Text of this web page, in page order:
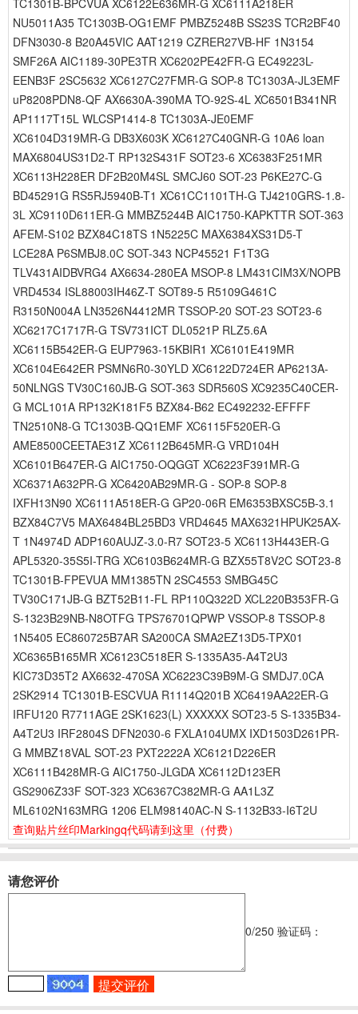
TC1301B-BPCVUA XC6122E636MR-G XC6111A218ER
NU5011A35 TC1303B-OG1EMF PMBZ5248B SS23S TCR2BF40
DFN3030-8 B20A45VIC AAT1219 CZRER27VB-HF 1N3154
SMF26A AIC1189-30PE3TR XC6202PE42FR-G EC49223L-
EENB3F 2SC5632 XC6127C27FMR-G SOP-8 TC1303A-JL3EMF
uP8208PDN8-QF AX6630A-390MA TO-92S-4L XC6501B341NR
AP1117T15L WLCSP1414-8 TC1303A-JE0EMF
XC6104D319MR-G DB3X603K XC6127C40GNR-G 10A6 loan
MAX6804US31D2-T RP132S431F SOT23-6 XC6383F251MR
XC6113H228ER DF2B20M4SL SMCJ60 SOT-23 P6KE27C-G
BD45291G RS5RJ5940B-T1 XC61CC1101TH-G TJ4210GRS-1.8-
3L XC9110D611ER-G MMBZ5244B AIC1750-KAPKTTR SOT-363
AFEM-S102 BZX84C18TS 1N5225C MAX6384XS31D5-T
LCE28A P6SMBJ8.0C SOT-343 NCP45521 F1T3G
TLV431AIDBVRG4 AX6634-280EA MSOP-8 LM431CIM3X/NOPB
VRD4534 ISL88003IH46Z-T SOT89-5 R5109G461C
R3150N004A LN3526N4412MR TSSOP-20 SOT-23 SOT23-6
XC6217C1717R-G TSV731ICT DL0521P RLZ5.6A
XC6115B542ER-G EUP7963-15KBIR1 XC6101E419MR
XC6104E642ER PSMN6R0-30YLD XC6122D724ER AP6213A-
50NLNGS TV30C160JB-G SOT-363 SDR560S XC9235C40CER-
G MCL101A RP132K181F5 BZX84-B62 EC492232-EFFFF
TN2510N8-G TC1303B-QQ1EMF XC6115F520ER-G
AME8500CEETAE31Z XC6112B645MR-G VRD104H
XC6101B647ER-G AIC1750-OQGGT XC6223F391MR-G
XC6371A632PR-G XC6420AB29MR-G - SOP-8 SOP-8
IXFH13N90 XC6111A518ER-G GP20-06R EM6353BXSC5B-3.1
BZX84C7V5 MAX6484BL25BD3 VRD4645 MAX6321HPUK25AX-
T 1N4974D ADP160AUJZ-3.0-R7 SOT23-5 XC6113H443ER-G
APL5320-35S5I-TRG XC6103B624MR-G BZX55T8V2C SOT23-8
TC1301B-FPEVUA MM1385TN 2SC4553 SMBG45C
TV30C171JB-G BZT52B11-FL RP110Q322D XCL220B353FR-G
S-1323B29NB-N8OTFG TPS76701QPWP VSSOP-8 TSSOP-8
1N5405 EC860725B7AR SA200CA SMA2EZ13D5-TPX01
XC6365B165MR XC6123C518ER S-1335A35-A4T2U3
KIC73D35T2 AX6632-470SA XC6223C39B9M-G SMDJ7.0CA
2SK2914 TC1301B-ESCVUA R1114Q201B XC6419AA22ER-G
IRFU120 R7711AGE 2SK1623(L) XXXXXX SOT23-5 S-1335B34-
A4T2U3 IRF2804S DFN2030-6 FXLA104UMX IXD1503D261PR-
G MMBZ18VAL SOT-23 PXT2222A XC6121D226ER
XC6111B428MR-G AIC1750-JLGDA XC6112D123ER
GS2906Z33F SOT-323 XC6367C382MR-G AA1L3Z
ML6102N163MRG 1206 ELM98140AC-N S-1132B33-I6T2U
查询贴片丝印Markingq代码请到这里 （付费）
请您评价
0/250 验证码：